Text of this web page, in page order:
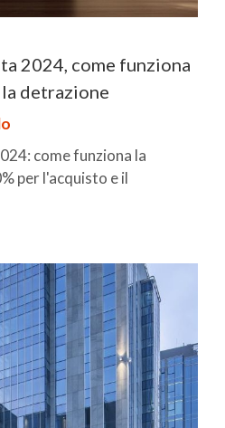
2024, come funziona
detrazione
come funziona la
per l'acquisto e il